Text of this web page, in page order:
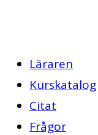
Läraren
Kurskatalog
Citat
Frågor